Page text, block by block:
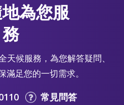
為您服
務
候服務，為您解答疑問、
滿足您的一切需求。
常見問答